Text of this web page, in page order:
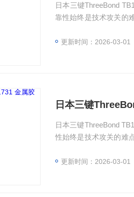
日本三键ThreeBond TB1735 金属胶粘剂$n在工业制造与电子设备领域，环境下的材料可
靠性始终是技术攻关的
品，被多家头部企业评
更新时间：2026-03-01
日本三键
日本三键ThreeBond TB1731 金属胶粘剂 在工业制造与电子设备领域，环境下的材料可靠
性始终是技术攻关的难
品，被多家头部企业评
更新时间：2026-03-01